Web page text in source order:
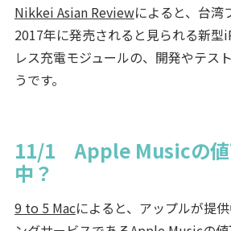
Nikkei Asian Reviewによると、台湾
2017年に発売されると見られる新型
レス充電モジュールの、開発やテス
うです。
11/1 Apple Musicの値
中？
9 to 5 Macによると、アップルが提